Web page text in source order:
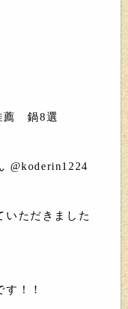
薦 鍋8選
@koderin1224
ただきました
！！